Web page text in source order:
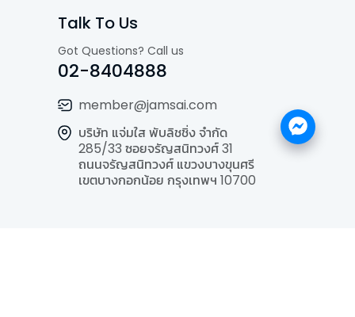
Talk To Us
Got Questions? Call us
02-8404888
member@jamsai.com
บริษัท แจ่มใส พับลิชชิ่ง จำกัด
285/33 ซอยจรัญสนิทวงศ์ 31
ถนนจรัญสนิทวงศ์ แขวงบางขุนศรี
เขตบางกอกน้อย กรุงเทพฯ 10700